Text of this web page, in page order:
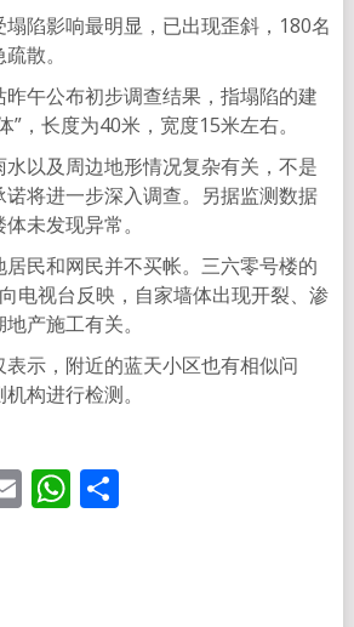
陷影响最明显，已出现歪斜，180名
散。
午公布初步调查结果，指塌陷的建
”，长度为40米，宽度15米左右。
以及周边地形情况复杂有关，不是
将进一步深入调查。另据监测数据
未发现异常。
民和网民并不买帐。三六零号楼的
电视台反映，自家墙体出现开裂、渗
产施工有关。
示，附近的蓝天小区也有相似问
构进行检测。
EmailWhatsApp
分